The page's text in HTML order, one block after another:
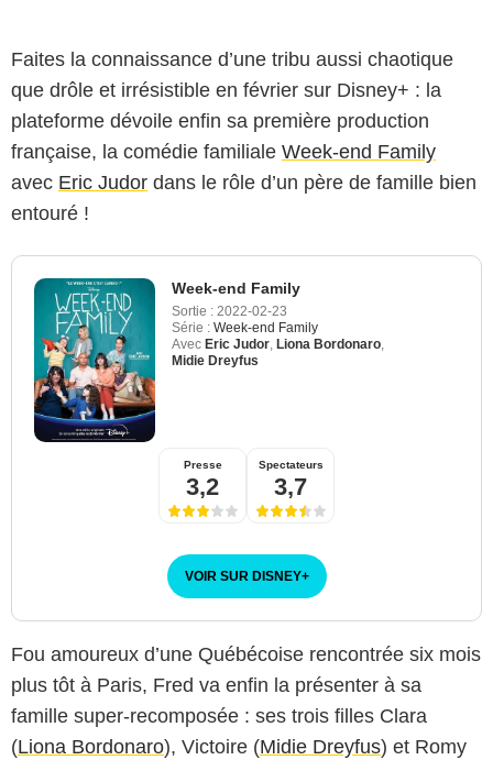
Faites la connaissance d’une tribu aussi chaotique
que drôle et irrésistible en février sur Disney+ : la
plateforme dévoile enfin sa première production
française, la comédie familiale Week-end Family
avec Eric Judor dans le rôle d’un père de famille bien
entouré !
Week-end Family
Sortie : 2022-02-23
Série : Week-end Family
Avec Eric Judor, Liona Bordonaro,
Midie Dreyfus
Presse
3,2
Spectateurs
3,7
VOIR SUR DISNEY+
Fou amoureux d’une Québécoise rencontrée six mois
plus tôt à Paris, Fred va enfin la présenter à sa
famille super-recomposée : ses trois filles Clara
(Liona Bordonaro), Victoire (Midie Dreyfus) et Romy